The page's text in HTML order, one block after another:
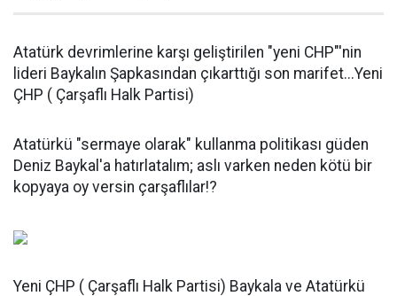
Atatürk devrimlerine karşı geliştirilen "yeni CHP"'nin
lideri Baykalın Şapkasından çıkarttığı son marifet...Yeni
ÇHP ( Çarşaflı Halk Partisi)
Atatürkü "sermaye olarak" kullanma politikası güden
Deniz Baykal'a hatırlatalım; aslı varken neden kötü bir
kopyaya oy versin çarşaflılar!?
Yeni ÇHP ( Çarşaflı Halk Partisi) Baykala ve Atatürkü